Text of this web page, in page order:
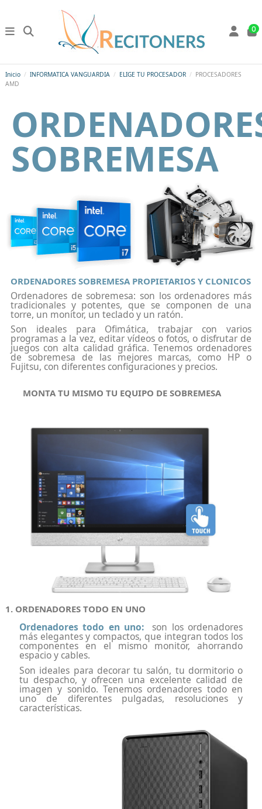
0
Inicio INFORMATICA VANGUARDIA ELIGE TU PROCESADOR
PROCESADORES
AMD
SOBREMESA
ORDENADORES SOBREMESA PROPIETARIOS Y CLONICOS
Ordenadores de sobremesa: son los ordenadores más
tradicionales y potentes, que se componen de una
torre, un monitor, un teclado y un ratón.
Son ideales para Ofimática, trabajar con varios
programas a la vez, editar vídeos o fotos, o disfrutar de
juegos con alta calidad gráfica. Tenemos ordenadores
de sobremesa de las mejores marcas, como HP o
Fujitsu, con diferentes configuraciones y precios.
MONTA TU MISMO TU EQUIPO DE SOBREMESA
1. ORDENADORES TODO EN UNO
Ordenadores todo en uno: son los ordenadores
más elegantes y compactos, que integran todos los
componentes en el mismo monitor, ahorrando
espacio y cables.
Son ideales para decorar tu salón, tu dormitorio o
tu despacho, y ofrecen una excelente calidad de
imagen y sonido. Tenemos ordenadores todo en
uno de diferentes pulgadas, resoluciones y
características.